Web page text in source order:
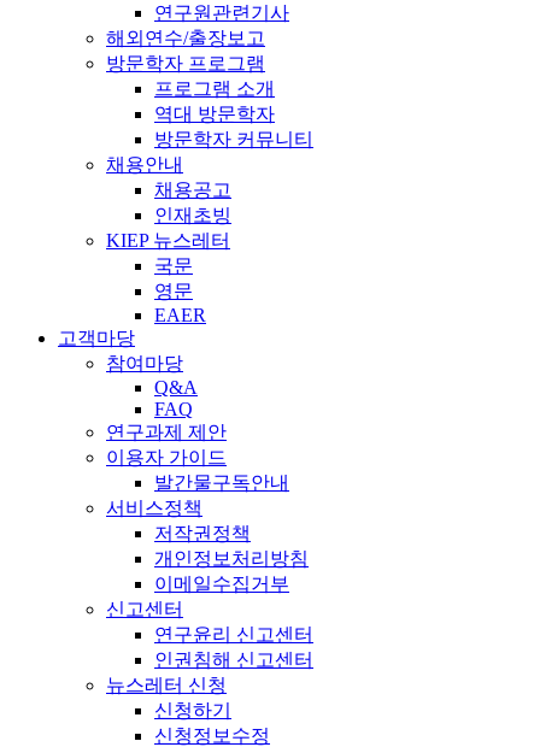
연구원관련기사
해외연수/출장보고
방문학자 프로그램
프로그램 소개
역대 방문학자
방문학자 커뮤니티
채용안내
채용공고
인재초빙
KIEP 뉴스레터
국문
영문
EAER
고객마당
참여마당
Q&A
FAQ
연구과제 제안
이용자 가이드
발간물구독안내
서비스정책
저작권정책
개인정보처리방침
이메일수집거부
신고센터
연구윤리 신고센터
인권침해 신고센터
뉴스레터 신청
신청하기
신청정보수정